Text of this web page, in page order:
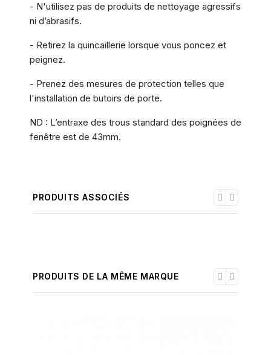
- N'utilisez pas de produits de nettoyage agressifs
ni d’abrasifs.
- Retirez la quincaillerie lorsque vous poncez et
peignez.
- Prenez des mesures de protection telles que
l'installation de butoirs de porte.
ND : L’entraxe des trous standard des poignées de
fenêtre est de 43mm.
PRODUITS ASSOCIÉS
PRODUITS DE LA MÊME MARQUE